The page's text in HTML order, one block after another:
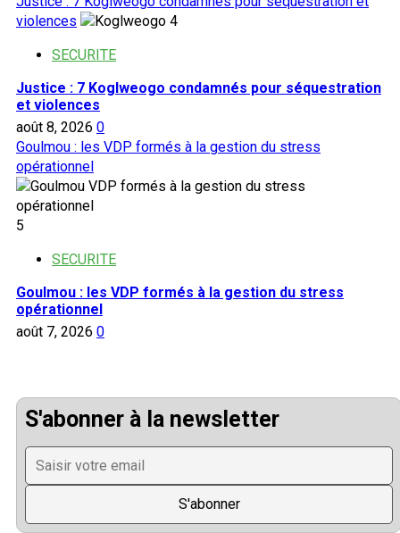
violences
4
SECURITE
Justice : 7 Koglweogo condamnés pour séquestration
et violences
août 8, 2026 0
Goulmou : les VDP formés à la gestion du stress
opérationnel
5
SECURITE
Goulmou : les VDP formés à la gestion du stress
opérationnel
août 7, 2026 0
S'abonner à la newsletter